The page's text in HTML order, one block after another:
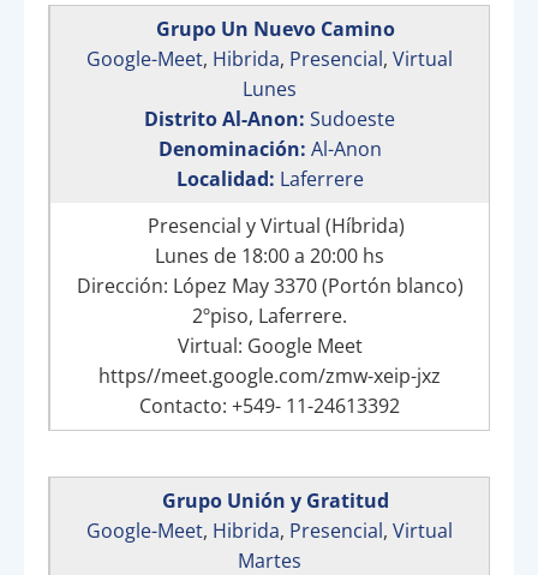
Grupo Un Nuevo Camino
Google-Meet, Hibrida, Presencial, Virtual
Lunes
Distrito Al-Anon: Sudoeste
Denominación: Al-Anon
Localidad: Laferrere
Presencial y Virtual (Híbrida)
Lunes de 18:00 a 20:00 hs
Dirección: López May 3370 (Portón blanco)
2ºpiso, Laferrere.
Virtual: Google Meet
https//meet.google.com/zmw-xeip-jxz
Contacto: +549- 11-24613392
Grupo Unión y Gratitud
Google-Meet, Hibrida, Presencial, Virtual
Martes